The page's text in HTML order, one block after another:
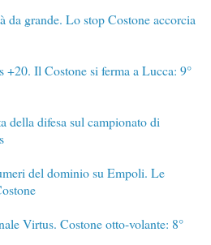
da grande. Lo stop Costone accorcia
+20. Il Costone si ferma a Lucca: 9°
della difesa sul campionato di
del dominio su Empoli. Le
Virtus. Costone otto-volante: 8°